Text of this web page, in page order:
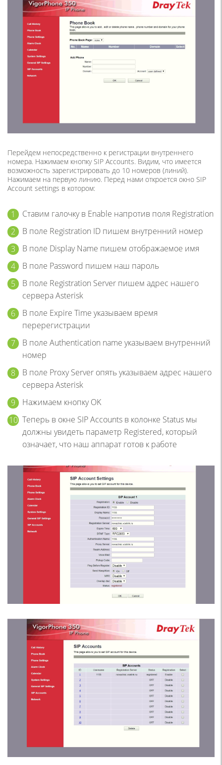
Перейдем непосредственно к регистрации внутреннего
номера. Нажимаем кнопку SIP Accounts. Видим, что имеется
возможность зарегистрировать до 10 номеров (линий).
Нажимаем на первую линию. Перед нами откроется окно SIP
Account settings в котором:
Ставим галочку в Enable напротив поля Registration
В поле Registration ID пишем внутренний номер
В поле Display Name пишем отображаемое имя
В поле Password пишем наш пароль
В поле Registration Server пишем адрес нашего
сервера Asterisk
В поле Expire Time указываем время
перерегистрации
В поле Authentication name указываем внутренний
номер
В поле Proxy Server опять указываем адрес нашего
сервера Asterisk
Нажимаем кнопку OK
Теперь в окне SIP Accounts в колонке Status мы
должны увидеть параметр Registered, который
означает, что наш аппарат готов к работе